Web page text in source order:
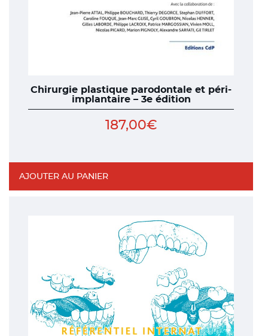
Chirurgie plastique parodontale et péri-
implantaire – 3e édition
187,00€
AJOUTER AU PANIER